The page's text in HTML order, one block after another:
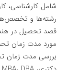
شامل کارشناسی،
رشته‌ها و تخصص‌ها
قصد تحصیل در
مورد مدت زمان
بررسی مدت زمان